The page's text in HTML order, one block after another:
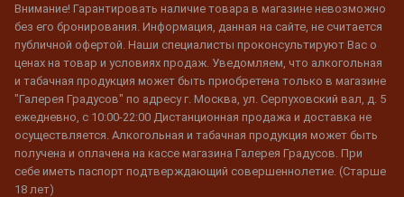
Внимание! Гарантировать наличие товара в магазине невозможно
без его бронирования. Информация, данная на сайте, не считается
публичной офертой. Наши специалисты проконсультируют Вас о
ценах на товар и условиях продаж. Уведомляем, что алкогольная
и табачная продукция может быть приобретена только в магазине
"Галерея Градусов" по адресу г. Москва, ул. Серпуховский вал, д. 5
ежедневно, с 10:00-22:00 Дистанционная продажа и доставка не
осуществляется. Алкогольная и табачная продукция может быть
получена и оплачена на кассе магазина Галерея Градусов. При
себе иметь паспорт подтверждающий совершеннолетие. (Старше
18 лет)